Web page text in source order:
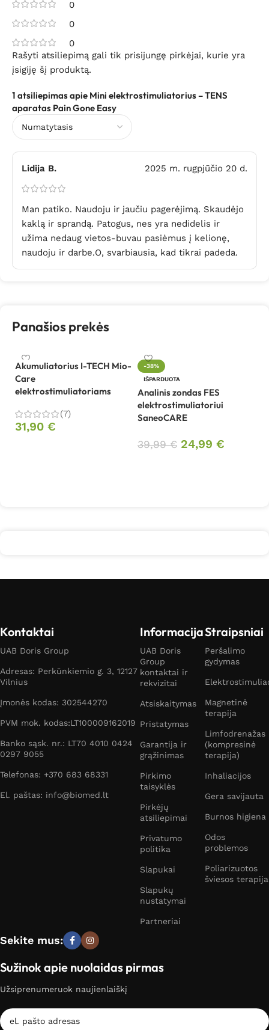
0
0
0
1 atsiliepimas apie Mini elektrostimuliatorius – TENS
aparatas Pain Gone Easy
Lidija B. 2025 m. rugpjūčio 20 d.
Man patiko. Naudoju ir jaučiu pagerėjimą. Skaudėjo
kaklą ir sprandą. Patogus, nes yra nedidelis ir
užima nedaug vietos-buvau pasiėmus į kelionę,
naudoju ir darbe.O, svarbiausia, kad tikrai padeda.
Rašyti atsiliepimą gali tik prisijungę pirkėjai, kurie yra
įsigiję šį produktą.
Panašios prekės
Akumuliatorius I-TECH Mio-
Care
elektrostimuliatoriams
(7)
31,90 €
-38%
IŠPARDUOTA
Analinis zondas FES
elektrostimuliatoriui
SaneoCARE
39,99€ 24,99 €
Kontaktai
UAB Doris Group
Adresas: Perkūnkiemio g. 3, 12127
Vilnius
Įmonės kodas: 302544270
PVM mok. kodas:LT100009162019
Banko sąsk. nr.: LT70 4010 0424
0297 9055
Telefonas: +370 683 68331
El. paštas: info@biomed.lt
Informacija
UAB Doris
Group
kontaktai ir
rekvizitai
Atsiskaitymas
Pristatymas
Garantija ir
grąžinimas
Pirkimo
taisyklės
Pirkėjų
atsiliepimai
Privatumo
politika
Slapukai
Slapukų
nustatymai
Partneriai
Straipsniai
Peršalimo
gydymas
Magnetinė
terapija
Limfodrenažas
(kompresinė
terapija)
Inhaliacijos
Gera savijauta
Burnos higiena
Odos
problemos
Poliarizuotos
šviesos terapija
Sekite mus:
Sužinok apie nuolaidas pirmas
Užsiprenumeruok naujienlaiškį